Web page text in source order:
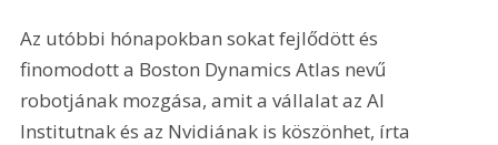
Az utóbbi hónapokban sokat fejlődött és
finomodott a Boston Dynamics Atlas nevű
robotjának mozgása, amit a vállalat az AI
Institutnak és az Nvidiának is köszönhet, írta